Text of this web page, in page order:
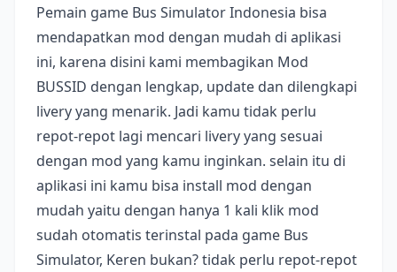
Pemain game Bus Simulator Indonesia bisa
mendapatkan mod dengan mudah di aplikasi
ini, karena disini kami membagikan Mod
BUSSID dengan lengkap, update dan dilengkapi
livery yang menarik. Jadi kamu tidak perlu
repot-repot lagi mencari livery yang sesuai
dengan mod yang kamu inginkan. selain itu di
aplikasi ini kamu bisa install mod dengan
mudah yaitu dengan hanya 1 kali klik mod
sudah otomatis terinstal pada game Bus
Simulator, Keren bukan? tidak perlu repot-repot